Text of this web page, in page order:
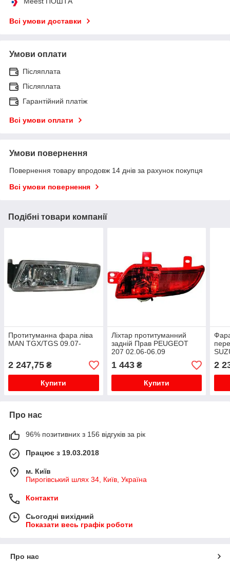
Всі умови доставки
Умови оплати
Післяплата
Післяплата
Гарантійний платіж
Всі умови оплати
Умови повернення
Повернення товару впродовж 14 днів за рахунок покупця
Всі умови повернення
Подібні товари компанії
Протитуманна фара ліва
MAN TGX/TGS 09.07-
2 247,75 ₴
Купити
Ліхтар протитуманний
задній Прав PEUGEOT
207 02.06-06.09
Протитуманна фара
задня
1 443₴
Купити
2
Про нас
96% позитивних з 156 відгуків за рік
Працює з 19.03.2018
м. Київ
Пирогівський шлях 34, Київ, Україна
Контакти
Сьогодні вихідний
Показати весь графік роботи
Про нас